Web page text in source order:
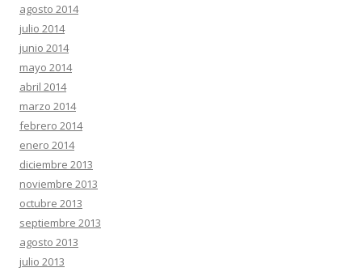
agosto 2014
julio 2014
junio 2014
mayo 2014
abril 2014
marzo 2014
febrero 2014
enero 2014
diciembre 2013
noviembre 2013
octubre 2013
septiembre 2013
agosto 2013
julio 2013